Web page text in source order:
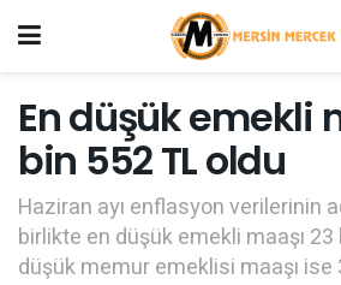
En düşük emekli
bin 552 TL oldu
Haziran ayı enflasyon verilerinin
birlikte en düşük emekli maaşı 23
düşük memur emeklisi maaşı ise